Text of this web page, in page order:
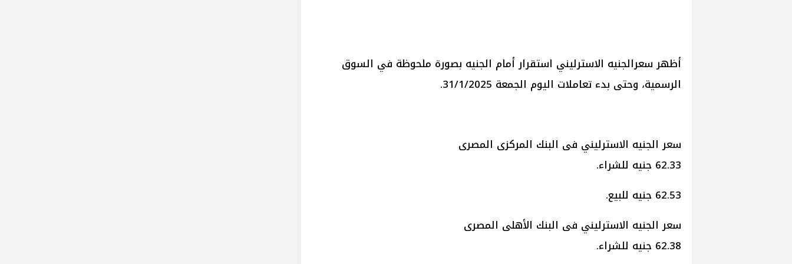
أظهر سعرالجنيه الاسترليني استقرار أمام الجنيه بصورة ملحوظة في السوق
الرسمية، وحتى بدء تعاملات اليوم الجمعة 31/1/2025.
سعر الجنيه الاسترليني فى البنك المركزى المصرى
62.33 جنيه للشراء.
62.53 جنيه للبيع.
سعر الجنيه الاسترليني فى البنك الأهلى المصرى
62.38 جنيه للشراء.